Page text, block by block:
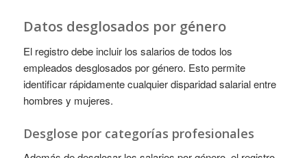
Datos desglosados por género
El registro debe incluir los salarios de todos los
empleados desglosados por género. Esto permite
identificar rápidamente cualquier disparidad salarial entre
hombres y mujeres.
Desglose por categorías profesionales